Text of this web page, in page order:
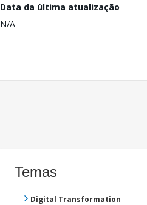
Data da última atualização
N/A
Temas
Digital Transformation